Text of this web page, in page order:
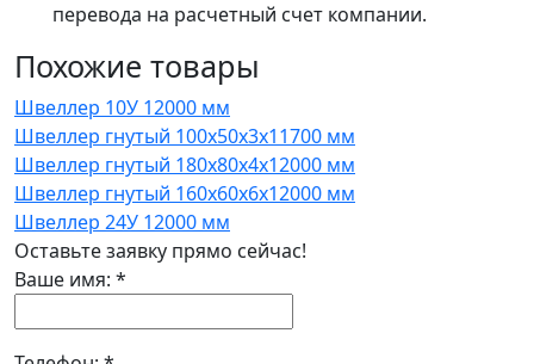
перевода на расчетный счет компании.
Похожие товары
Швеллер 10У 12000 мм
Швеллер гнутый 100x50x3x11700 мм
Швеллер гнутый 180x80x4x12000 мм
Швеллер гнутый 160x60x6x12000 мм
Швеллер 24У 12000 мм
Оставьте заявку прямо сейчас!
Ваше имя: *